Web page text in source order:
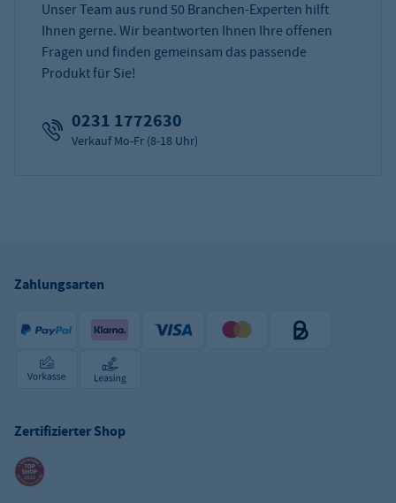
Unser Team aus rund 50 Branchen-Experten hilft
Ihnen gerne. Wir beantworten Ihnen Ihre offenen
Fragen und finden gemeinsam das passende
Produkt für Sie!
0231 1772630
Verkauf Mo-Fr (8-18 Uhr)
Zahlungsarten
Zertifizierter Shop